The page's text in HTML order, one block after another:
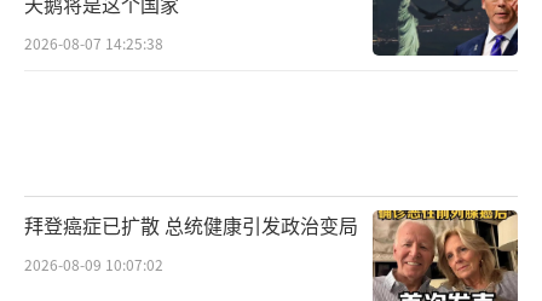
凡走过必留痕迹。无数镜头和版面记录的
日本右翼拿“台湾有事”当借口
据日本媒体报道，23日，日本防卫大臣小
2026-08-07 14:25:38
拜登癌症已扩散 总统健康引发政治变局
2026-08-09 10:07:02